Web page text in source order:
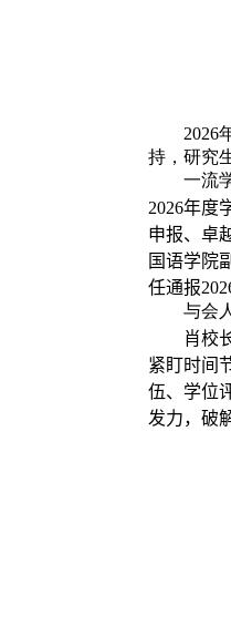
2026
持，研究
一流
2026年度
申报、卓
国语学院
任通报
与会
肖校
紧盯时间
伍、学位
发力，破